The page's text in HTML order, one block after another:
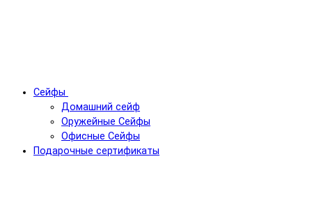
Сейфы
Домашний сейф
Оружейные Сейфы
Офисные Сейфы
Подарочные сертификаты